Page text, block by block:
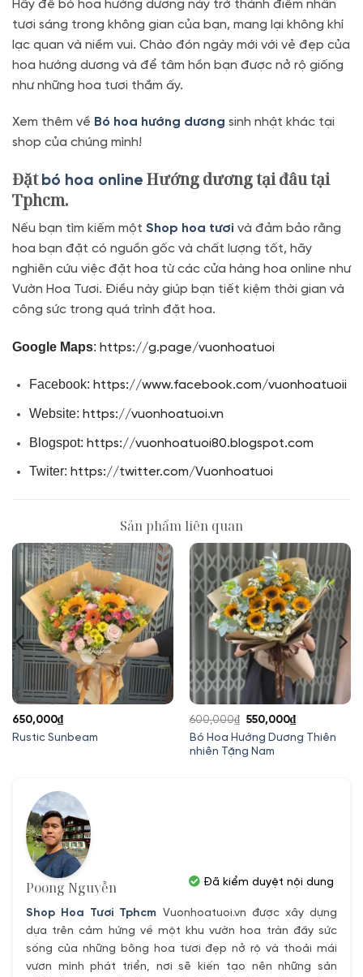
Hãy để bó hoa hướng dương này trở thành điểm nhấn
tươi sáng trong không gian của bạn, mang lại không khí
lạc quan và niềm vui. Chào đón ngày mới với vẻ đẹp của
hoa hướng dương và để tâm hồn bạn được nở rộ giống
như những hoa tươi thắm ấy.
Xem thêm về Bó hoa hướng dương sinh nhật khác tại
shop của chúng mình!
Đặt bó hoa online Hướng dương tại đâu tại
Tphcm.
Nếu bạn tìm kiếm một Shop hoa tươi và đảm bảo rằng
hoa bạn đặt có nguồn gốc và chất lượng tốt, hãy
nghiên cứu việc đặt hoa từ các cửa hàng hoa online như
Vườn Hoa Tươi. Điều này giúp bạn tiết kiệm thời gian và
công sức trong quá trình đặt hoa.
Google Maps: https://g.page/vuonhoatuoi
Facebook: https://www.facebook.com/vuonhoatuoii
Website: https://vuonhoatuoi.vn
Blogspot: https://vuonhoatuoi80.blogspot.com
Twiter: https://twitter.com/Vuonhoatuoi
Sản phẩm liên quan
Rustic Sunbeam
650,000₫
Bó Hoa Hướng Dương Thiên
nhiên Tặng Nam
600,000₫ Giá
gốc
là:
550,000₫Giá
hiện
Poong Nguyễn
Shop Hoa Tươi Tphcm Vuonhoatuoi.vn được xây dựng
dựa trên cảm hứng về một khu vườn hoa tràn đầy sức
sống của những bông hoa tươi đẹp nở rộ và thoải mái
vươn mình phát triển, nơi sẽ kiến tạo nên những sản
Đã kiểm duyệt nội dung